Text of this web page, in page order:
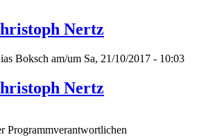
Nertz
Boksch am/um Sa, 21/10/2017 - 10:03
Nertz
Programmverantwortlichen